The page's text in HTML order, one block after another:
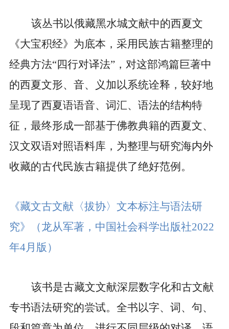
该丛书以俄藏黑水城文献中的西夏文
《大宝积经》为底本，采用民族古籍整理的
经典方法“四行对译法”，对这部鸿篇巨著中
的西夏文形、音、义加以系统诠释，较好地
呈现了西夏语语音、词汇、语法的结构特
征，最终形成一部基于佛教典籍的西夏文、
汉文双语对照语料库，为整理与研究海内外
收藏的古代民族古籍提供了绝好范例。
《藏文古文献〈拔协〉文本标注与语法研
究》
（龙从军著，中国社会科学出版社2022
年4月版）
该书是古藏文文献深层数字化和古文献
专书语法研究的尝试。全书以字、词、句、